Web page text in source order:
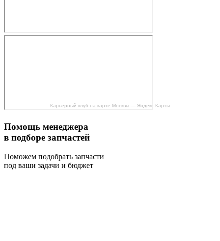
Карьерный клуб на карте Москвы — Яндекс Карты
Помощь менеджера
в подборе запчастей
Поможем подобрать запчасти
под ваши задачи и бюджет